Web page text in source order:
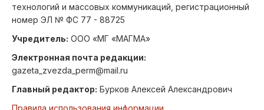
технологий и массовых коммуникаций, регистрационный
номер ЭЛ № ФС 77 - 88725
Учредитель: ООО «МГ «МАГМА»
Электронная почта редакции:
gazeta_zvezda_perm@mail.ru
Главный редактор: Бурков Алексей Александрович